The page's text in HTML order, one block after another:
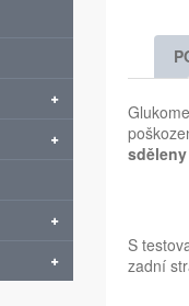
S
zadní